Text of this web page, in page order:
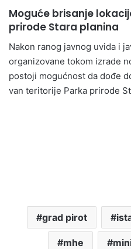
Moguće brisanje
prirode Stara planina
Nakon ranog javnog uvida i
organizovane tokom izrade
postoji mogućnost da dođe
van teritorije Parka prirode
grad pirot
mhe